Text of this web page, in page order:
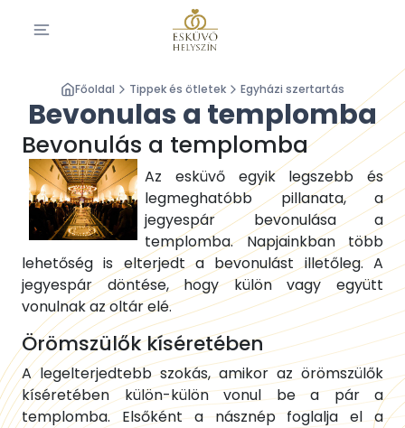
Főoldal Tippek és ötletek Egyházi szertartás
Bevonulas a templomba
Bevonulás a templomba
Az esküvő egyik legszebb és
legmeghatóbb pillanata, a
jegyespár bevonulása a
templomba. Napjainkban több
lehetőség is elterjedt a bevonulást illetőleg. A
jegyespár döntése, hogy külön vagy együtt
vonulnak az oltár elé.
Örömszülők kíséretében
A legelterjedtebb szokás, amikor az örömszülők
kíséretében külön-külön vonul be a pár a
templomba. Elsőként a násznép foglalja el a